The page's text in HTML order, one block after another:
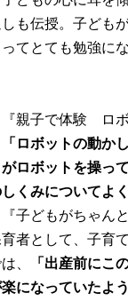
も伝授。子ども
てとても勉強に
『親子で体験 ロ
「ロボットの動か
ロボットを操っ
くみについてよ
『子どもがちゃん
者として、子育
、
「出産前にこ
になっていたよ